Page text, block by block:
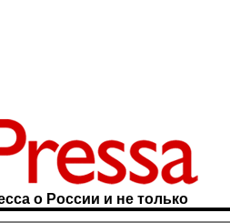
о России и не только